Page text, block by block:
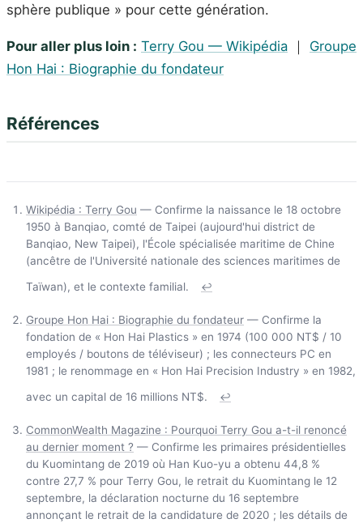
sphère publique » pour cette génération.
Pour aller plus loin : Terry Gou — Wikipédia ｜ Groupe
Hon Hai : Biographie du fondateur
Références
Wikipédia : Terry Gou — Confirme la naissance le 18 octobre
1950 à Banqiao, comté de Taipei (aujourd'hui district de
Banqiao, New Taipei), l'École spécialisée maritime de Chine
(ancêtre de l'Université nationale des sciences maritimes de
Taïwan), et le contexte familial.
↩
Groupe Hon Hai : Biographie du fondateur — Confirme la
fondation de « Hon Hai Plastics » en 1974 (100 000 NT$ / 10
employés / boutons de téléviseur) ; les connecteurs PC en
1981 ; le renommage en « Hon Hai Precision Industry » en 1982,
avec un capital de 16 millions NT$.
↩
CommonWealth Magazine : Pourquoi Terry Gou a-t-il renoncé
au dernier moment ? — Confirme les primaires présidentielles
du Kuomintang de 2019 où Han Kuo-yu a obtenu 44,8 %
contre 27,7 % pour Terry Gou, le retrait du Kuomintang le 12
septembre, la déclaration nocturne du 16 septembre
annonçant le retrait de la candidature de 2020 ; les détails de